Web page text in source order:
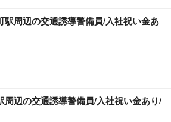
駅周辺の交通誘導警備員/入社祝い金あ
周辺の交通誘導警備員/入社祝い金あり/